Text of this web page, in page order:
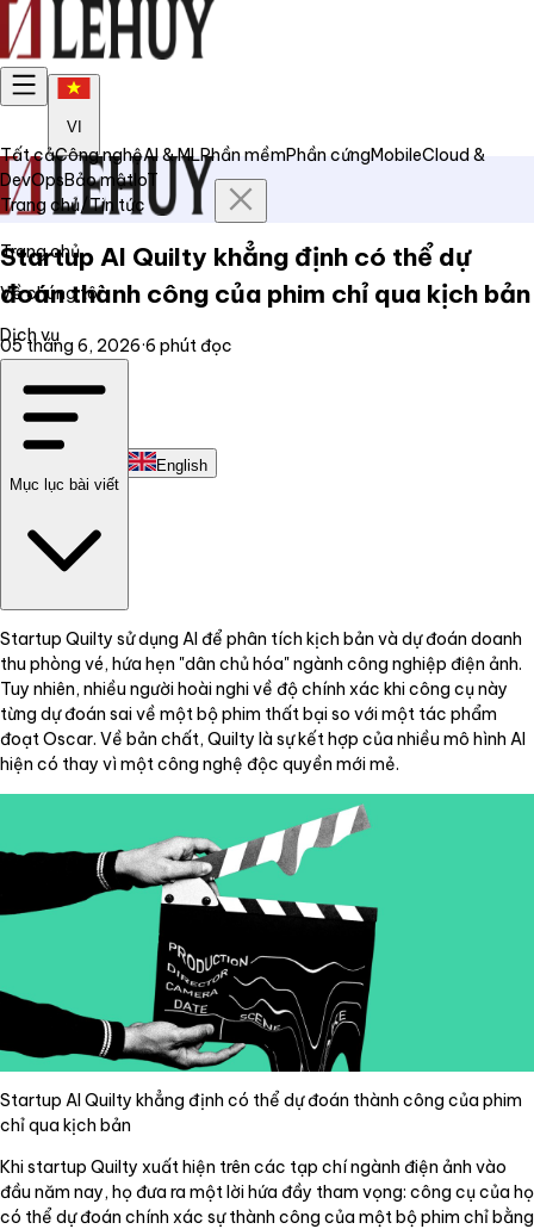
VI
Trang chủ
Về chúng tôi
Dịch vụ
Liên hệ
English
Tất cảCông nghệAI & MLPhần mềmPhần cứngMobileCloud &
DevOpsBảo mậtIoT
Trang chủ/Tin tức
Startup AI Quilty khẳng định có thể dự
đoán thành công của phim chỉ qua kịch bản
05 tháng 6, 2026·6 phút đọc
Mục lục bài viết
Startup Quilty sử dụng AI để phân tích kịch bản và dự đoán doanh
thu phòng vé, hứa hẹn "dân chủ hóa" ngành công nghiệp điện ảnh.
Tuy nhiên, nhiều người hoài nghi về độ chính xác khi công cụ này
từng dự đoán sai về một bộ phim thất bại so với một tác phẩm
đoạt Oscar. Về bản chất, Quilty là sự kết hợp của nhiều mô hình AI
hiện có thay vì một công nghệ độc quyền mới mẻ.
Startup AI Quilty khẳng định có thể dự đoán thành công của phim
chỉ qua kịch bản
Khi startup Quilty xuất hiện trên các tạp chí ngành điện ảnh vào
đầu năm nay, họ đưa ra một lời hứa đầy tham vọng: công cụ của họ
có thể dự đoán chính xác sự thành công của một bộ phim chỉ bằng